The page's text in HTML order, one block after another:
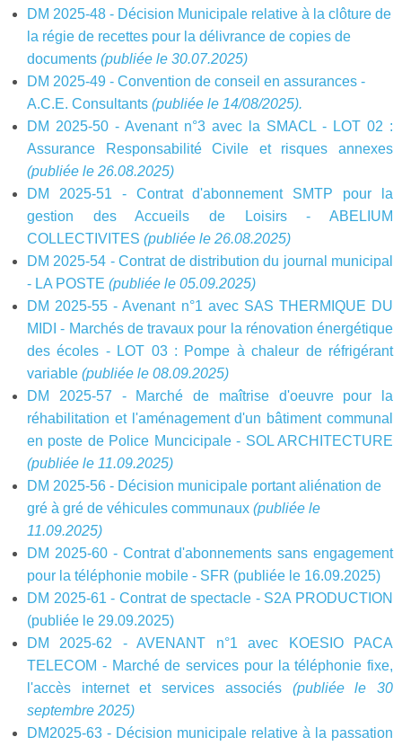
DM 2025-48 - Décision Municipale relative à la clôture de
la régie de recettes pour la délivrance de copies de
documents (publiée le 30.07.2025)
DM 2025-49 - Convention de conseil en assurances -
A.C.E. Consultants (publiée le 14/08/2025).
DM 2025-50 - Avenant n°3 avec la SMACL - LOT 02 :
Assurance Responsabilité Civile et risques annexes
(publiée le 26.08.2025)
DM 2025-51 - Contrat d'abonnement SMTP pour la
gestion des Accueils de Loisirs - ABELIUM
COLLECTIVITES (publiée le 26.08.2025)
DM 2025-54 - Contrat de distribution du journal municipal
- LA POSTE (publiée le 05.09.2025)
DM 2025-55 - Avenant n°1 avec SAS THERMIQUE DU
MIDI - Marchés de travaux pour la rénovation énergétique
des écoles - LOT 03 : Pompe à chaleur de réfrigérant
variable (publiée le 08.09.2025)
DM 2025-57 - Marché de maîtrise d'oeuvre pour la
réhabilitation et l'aménagement d'un bâtiment communal
en poste de Police Muncicipale - SOL ARCHITECTURE
(publiée le 11.09.2025)
DM 2025-56 - Décision municipale portant aliénation de
gré à gré de véhicules communaux (publiée le
11.09.2025)
DM 2025-60 - Contrat d'abonnements sans engagement
pour la téléphonie mobile - SFR (publiée le 16.09.2025)
DM 2025-61 - Contrat de spectacle - S2A PRODUCTION
(publiée le 29.09.2025)
DM 2025-62 - AVENANT n°1 avec KOESIO PACA
TELECOM - Marché de services pour la téléphonie fixe,
l'accès internet et services associés (publiée le 30
septembre 2025)
DM2025-63 - Décision municipale relative à la passation